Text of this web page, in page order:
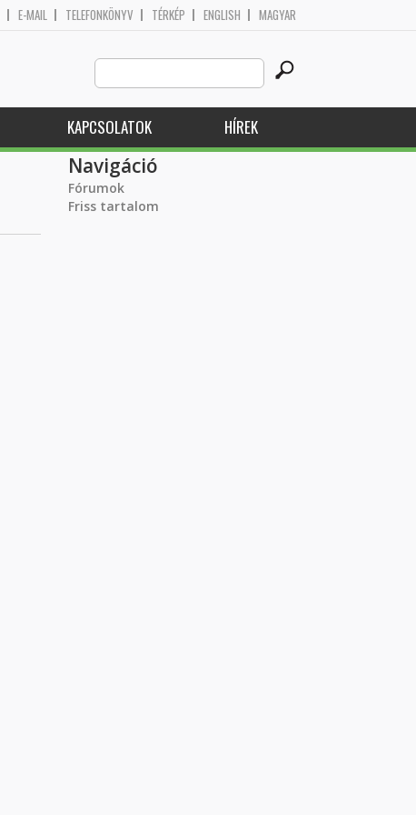
E-MAIL TELEFONKÖNYV TÉRKÉP ENGLISH MAGYAR
Search
this
site
KAPCSOLATOK HÍREK
Navigáció
Fórumok
Friss tartalom